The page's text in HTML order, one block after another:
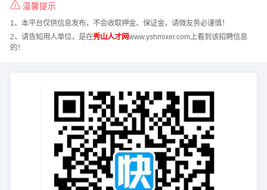
温馨提示
1、本平台仅供信息发布，不会收取押金、保证金，请微友务必谨慎！
2、请告知用人单位，是在秀山人才网www.yshmixer.com上看到该招聘信息
的！